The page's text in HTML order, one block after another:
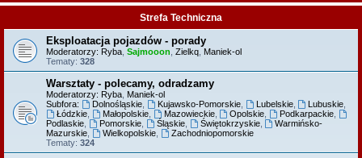
Strefa Techniczna
Eksploatacja pojazdów - porady
Moderatorzy: Ryba Sajmooon Zielkq Maniek-ol
Tematy: 328
Warsztaty - polecamy, odradzamy
Moderatorzy: Ryba Maniek-ol
Subfora:
Dolnośląskie, Kujawsko-Pomorskie, Lubelskie, Lubuskie
Łódzkie, Małopolskie, Mazowieckie, Opolskie Podkarpackie
Podlaskie
Pomorskie, Śląskie, Świętokrzyskie,
Warmińsko-
Mazurskie
Wielkopolskie,
Zachodniopomorskie
Tematy: 324